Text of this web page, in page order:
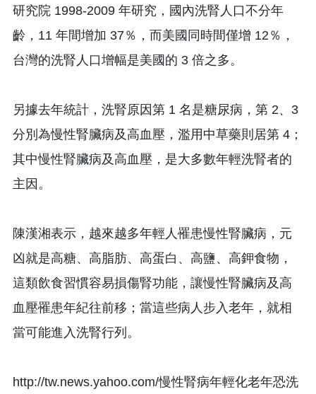
研究院 1998-2009 年研究，國內洗腎人口不分年
齡，11 年間增加 37％，而美國同時間僅增 12％，
台灣的洗腎人口增幅是美國的 3 倍之多。
另據去年統計，洗腎原因第 1 名是糖尿病，第 2、3
分別為慢性腎臟病及高血壓，濫用中草藥則居第 4；
其中慢性腎臟病及高血壓，是大多數年輕洗腎者的
主因。
陳漢湘表示，越來越多年輕人罹患慢性腎臟病，元
凶就是高糖、高脂肪、高蛋白、高鹽、高鉀食物，
這類飲食習慣容易損傷腎功能，讓慢性腎臟病及高
血壓罹患年紀往前移；當這些病人步入老年，就相
當可能進入洗腎行列。
http://tw.news.yahoo.com/慢性腎病年輕化老年恐洗